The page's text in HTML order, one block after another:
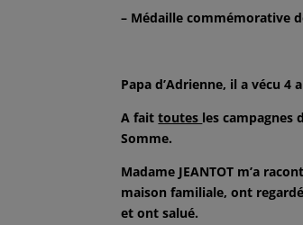
– Médaille commémorative
Papa d’Adrienne, il a vécu 4
A faittoutes les campagnes
Somme.
Madame JEANTOT m’a
maison familiale, ont
et ont salué.